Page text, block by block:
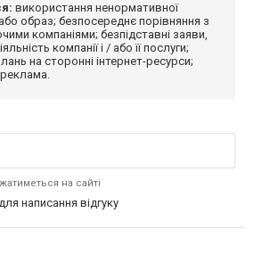
використання ненормативної
образ; безпосереднє порівняння з
компаніями; безпідставні заяви,
компанії і / або її послуги;
на сторонні інтернет-ресурси;
на сайті
написання відгуку